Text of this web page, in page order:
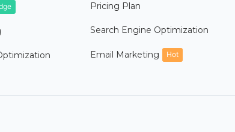
Pricing Plan
Search Engine Optimization
Email Marketing Hot